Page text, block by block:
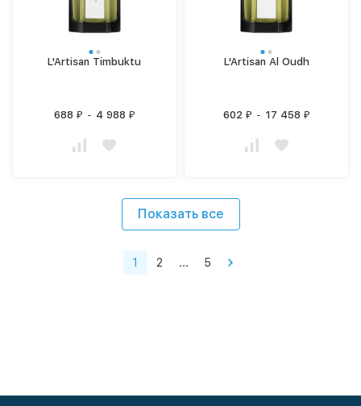
L'Artisan Timbuktu
688 ₽ - 4 988 ₽
L'Artisan Al Oudh
602 ₽ - 17 458 ₽
Показать все
1 2 ... 5